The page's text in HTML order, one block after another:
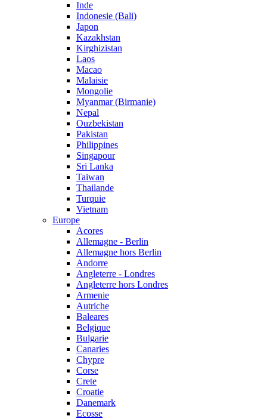
Inde
Indonesie (Bali)
Japon
Kazakhstan
Kirghizistan
Laos
Macao
Malaisie
Mongolie
Myanmar (Birmanie)
Nepal
Ouzbekistan
Pakistan
Philippines
Singapour
Sri Lanka
Taiwan
Thailande
Turquie
Vietnam
Europe
Acores
Allemagne - Berlin
Allemagne hors Berlin
Andorre
Angleterre - Londres
Angleterre hors Londres
Armenie
Autriche
Baleares
Belgique
Bulgarie
Canaries
Chypre
Corse
Crete
Croatie
Danemark
Ecosse